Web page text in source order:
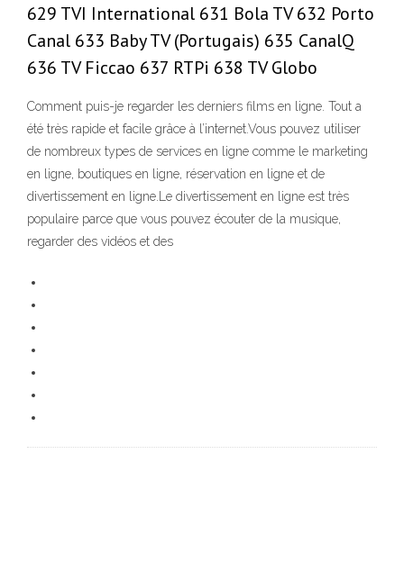
629 TVI International 631 Bola TV 632 Porto
Canal 633 Baby TV (Portugais) 635 CanalQ
636 TV Ficcao 637 RTPi 638 TV Globo
Comment puis-je regarder les derniers films en ligne. Tout a
été très rapide et facile grâce à l’internet.Vous pouvez utiliser
de nombreux types de services en ligne comme le marketing
en ligne, boutiques en ligne, réservation en ligne et de
divertissement en ligne.Le divertissement en ligne est très
populaire parce que vous pouvez écouter de la musique,
regarder des vidéos et des